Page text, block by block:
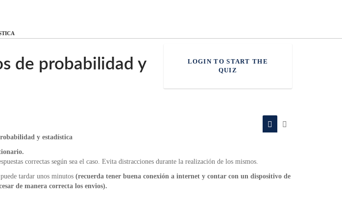
de probabilidad y
LOGIN TO START THE
QUIZ
y estadística
correctas según sea el caso. Evita distracciones durante la realización de los mismos.
tardar unos minutos (recuerda tener buena conexión a internet y contar con un dispositivo de
de manera correcta los envios).